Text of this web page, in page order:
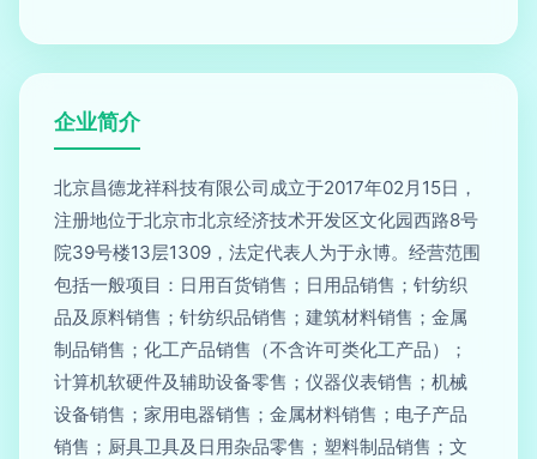
企业简介
北京昌德龙祥科技有限公司成立于2017年02月15日，
注册地位于北京市北京经济技术开发区文化园西路8号
院39号楼13层1309，法定代表人为于永博。经营范围
包括一般项目：日用百货销售；日用品销售；针纺织
品及原料销售；针纺织品销售；建筑材料销售；金属
制品销售；化工产品销售（不含许可类化工产品）；
计算机软硬件及辅助设备零售；仪器仪表销售；机械
设备销售；家用电器销售；金属材料销售；电子产品
销售；厨具卫具及日用杂品零售；塑料制品销售；文